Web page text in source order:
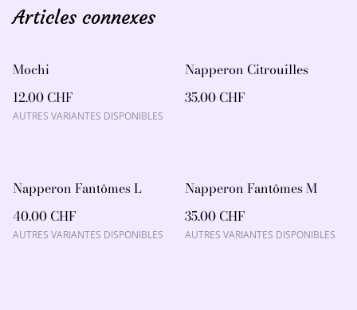
Articles connexes
Mochi
12.00 CHF
AUTRES VARIANTES DISPONIBLES
Napperon Citrouilles
35.00 CHF
Napperon Fantômes L
40.00 CHF
AUTRES VARIANTES DISPONIBLES
Napperon Fantômes M
35.00 CHF
AUTRES VARIANTES DISPONIBLES